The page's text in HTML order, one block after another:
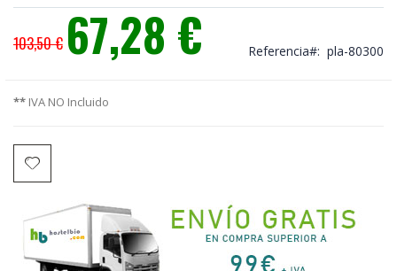
103,50 €
Precio
especial
67,28 € Referencia pla-80300
** IVA NO Incluido